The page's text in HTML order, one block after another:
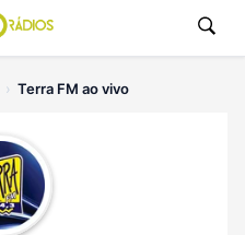
Terra FM ao vivo